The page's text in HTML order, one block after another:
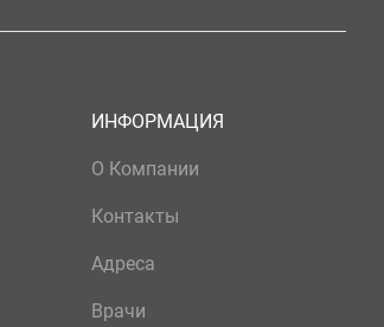
ИНФОРМАЦИЯ
О Компании
Контакты
Адреса
Врачи